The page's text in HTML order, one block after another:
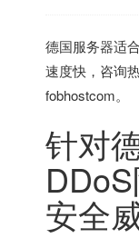
德国服务器适
速度快，咨询
fobhostcom。
针对
安全